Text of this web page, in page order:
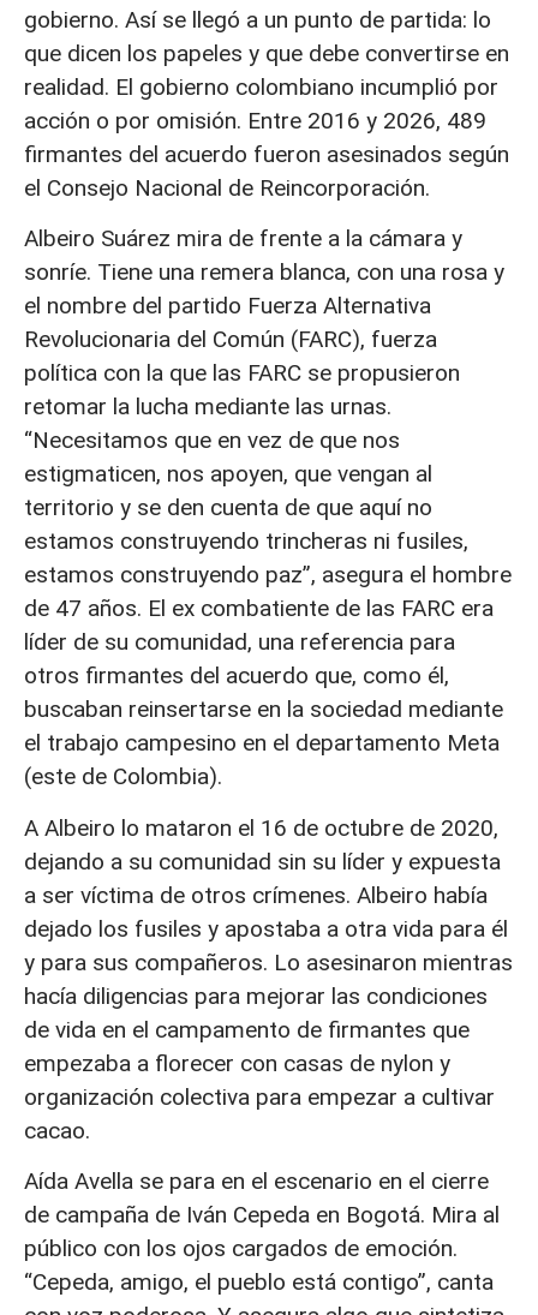
gobierno. Así se llegó a un punto de partida: lo
que dicen los papeles y que debe convertirse en
realidad. El gobierno colombiano incumplió por
acción o por omisión. Entre 2016 y 2026, 489
firmantes del acuerdo fueron asesinados según
el Consejo Nacional de Reincorporación.
Albeiro Suárez mira de frente a la cámara y
sonríe. Tiene una remera blanca, con una rosa y
el nombre del partido Fuerza Alternativa
Revolucionaria del Común (FARC), fuerza
política con la que las FARC se propusieron
retomar la lucha mediante las urnas.
“Necesitamos que en vez de que nos
estigmaticen, nos apoyen, que vengan al
territorio y se den cuenta de que aquí no
estamos construyendo trincheras ni fusiles,
estamos construyendo paz”, asegura el hombre
de 47 años. El ex combatiente de las FARC era
líder de su comunidad, una referencia para
otros firmantes del acuerdo que, como él,
buscaban reinsertarse en la sociedad mediante
el trabajo campesino en el departamento Meta
(este de Colombia).
A Albeiro lo mataron el 16 de octubre de 2020,
dejando a su comunidad sin su líder y expuesta
a ser víctima de otros crímenes. Albeiro había
dejado los fusiles y apostaba a otra vida para él
y para sus compañeros. Lo asesinaron mientras
hacía diligencias para mejorar las condiciones
de vida en el campamento de firmantes que
empezaba a florecer con casas de nylon y
organización colectiva para empezar a cultivar
cacao.
Aída Avella se para en el escenario en el cierre
de campaña de Iván Cepeda en Bogotá. Mira al
público con los ojos cargados de emoción.
“Cepeda, amigo, el pueblo está contigo”, canta